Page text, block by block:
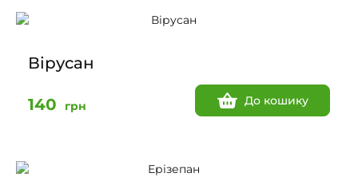
Вірусан
140 грн До кошику